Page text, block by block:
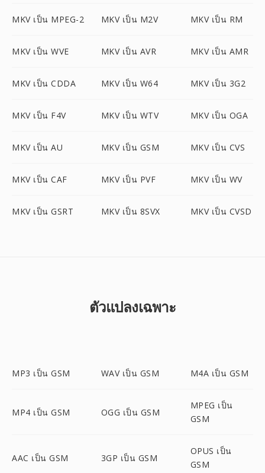
MKV เป็น MPEG-2 MKV เป็น M2V MKV เป็น RM
MKV เป็น WVE MKV เป็น AVR MKV เป็น AMR
MKV เป็น CDDA MKV เป็น W64 MKV เป็น 3G2
MKV เป็น F4V MKV เป็น WTV MKV เป็น OGA
MKV เป็น AU MKV เป็น GSM MKV เป็น CVS
MKV เป็น CAF MKV เป็น PVF MKV เป็น WV
MKV เป็น GSRT MKV เป็น 8SVX MKV เป็น CVSD
ตัวแปลงเฉพาะ
MP3 เป็น GSM WAV เป็น GSM M4A เป็น GSM
MP4 เป็น GSM OGG เป็น GSM
MPEG เป็น
GSM
AAC เป็น GSM 3GP เป็น GSM
OPUS เป็น
GSM